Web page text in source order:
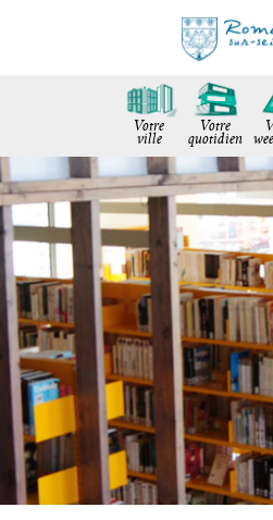
Votre
ville
Votre
quotidien